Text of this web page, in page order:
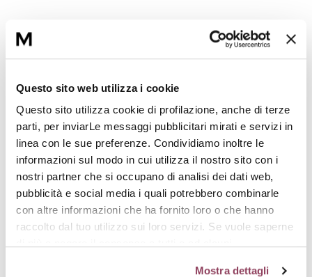
Questo sito web utilizza i cookie
Questo sito utilizza cookie di profilazione, anche di terze
parti, per inviarLe messaggi pubblicitari mirati e servizi in
linea con le sue preferenze. Condividiamo inoltre le
informazioni sul modo in cui utilizza il nostro sito con i
nostri partner che si occupano di analisi dei dati web,
pubblicità e social media i quali potrebbero combinarle
con altre informazioni che ha fornito loro o che hanno
raccolto dal tuo utilizzo sui loro servizi. Se vuole saperne
Mostra dettagli
Crema viso rigenerante e remineralizzante.
L'intesa perfetta